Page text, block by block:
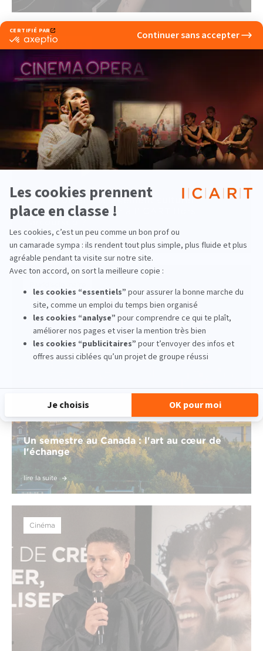
Pluridisciplinaire
Formation en management culturel :
pourquoi candidater à l’ICART Hors
lire la suite
Un semestre au Canada : l'art au cœur de
l'échange
lire la suite
Cinéma